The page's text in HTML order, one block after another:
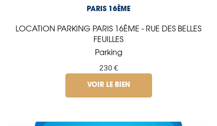
PARIS 16ÈME
LOCATION PARKING PARIS 16ÈME - RUE DES BELLES
FEUILLES
Parking
230 €
VOIR LE BIEN